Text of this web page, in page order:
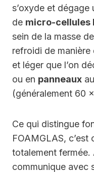
s’oxyde et
de micro-cellules
sein de la masse
refroidi de
et léger que l’on
ou en panneaux
(généralement 60
Ce qui distingue
FOAMGLAS,
totalement fermée.
communique avec